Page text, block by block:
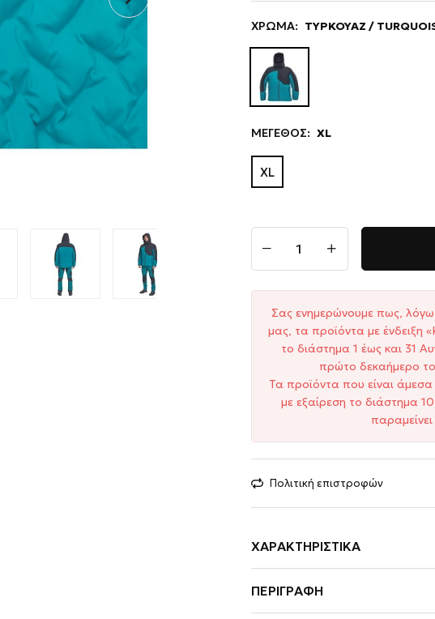
ΧΡΩΜΑ: ΤΥΡΚΟΥΑΖ /
ΜΕΓΕΘΟΣ: XL
XL
Σας ενημερώνουμε πως, λόγω
μας, τα προϊόντα με
το διάστημα 1 έως και 31
πρώτο δεκαήμερο
Τα προϊόντα που είναι
με εξαίρεση το διάστημα
Πολιτική επιστροφών
ΧΑΡΑΚΤΗΡΙΣΤΙΚΆ
ΠΕΡΙΓΡΑΦΉ